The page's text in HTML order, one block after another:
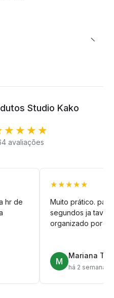
Studio Kako
avaliações
hr de
★★★★★
Muito prático.
segundos ja tava
organizado por
M
Mariana T.
há 2 semanas